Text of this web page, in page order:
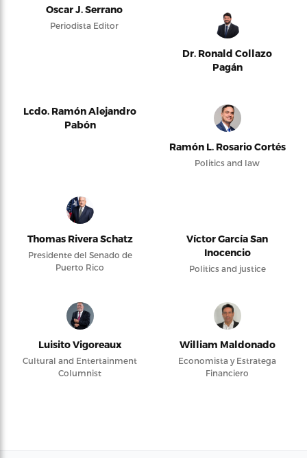
Oscar J. Serrano
Periodista Editor
Dr. Ronald Collazo
Pagán
Lcdo. Ramón Alejandro
Pabón
Ramón L. Rosario Cortés
Politics and law
Thomas Rivera Schatz
Presidente del Senado de
Puerto Rico
Víctor García San
Inocencio
Politics and justice
Luisito Vigoreaux
Cultural and Entertainment
Columnist
William Maldonado
Economista y Estratega
Financiero